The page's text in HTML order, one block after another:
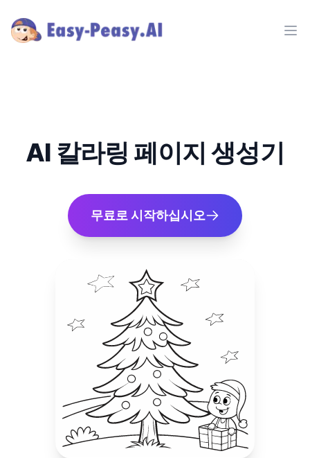
AI 칼라링 페이지 생성기
무료로 시작하십시오